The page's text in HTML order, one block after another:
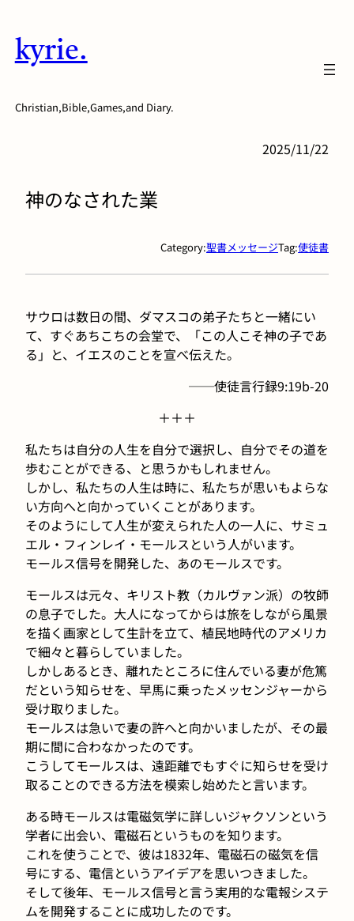
容
を
ッ
kyrie.
Christian,Bible,Games,and Diary.
2025/11/22
神のなされた業
Category:聖書メッセージTag:使徒書
サウロは数日の間、ダマスコの弟子たちと一緒にい
て、すぐあちこちの会堂で、「この人こそ神の子であ
る」と、イエスのことを宣べ伝えた。
──使徒言行録9:19b-20
＋＋＋
私たちは自分の人生を自分で選択し、自分でその道を
歩むことができる、と思うかもしれません。
しかし、私たちの人生は時に、私たちが思いもよらな
い方向へと向かっていくことがあります。
そのようにして人生が変えられた人の一人に、サミュ
エル・フィンレイ・モールスという人がいます。
モールス信号を開発した、あのモールスです。
モールスは元々、キリスト教（カルヴァン派）の牧師
の息子でした。大人になってからは旅をしながら風景
を描く画家として生計を立て、植民地時代のアメリカ
で細々と暮らしていました。
しかしあるとき、離れたところに住んでいる妻が危篤
だという知らせを、早馬に乗ったメッセンジャーから
受け取りました。
モールスは急いで妻の許へと向かいましたが、その最
期に間に合わなかったのです。
こうしてモールスは、遠距離でもすぐに知らせを受け
取ることのできる方法を模索し始めたと言います。
ある時モールスは電磁気学に詳しいジャクソンという
学者に出会い、電磁石というものを知ります。
これを使うことで、彼は1832年、電磁石の磁気を信
号にする、電信というアイデアを思いつきました。
そして後年、モールス信号と言う実用的な電報システ
ムを開発することに成功したのです。